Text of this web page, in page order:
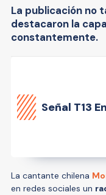
La publicación no
destacaron la
constantemente.
Señal T13
La cantante chilena
en redes sociales un